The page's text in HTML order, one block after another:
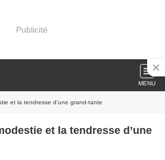
Publicité
MENU
et la tendresse d’une grand-tante
et la tendresse d’une